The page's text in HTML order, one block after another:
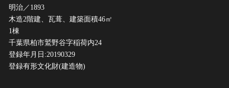
明治／1893
木造2階建、瓦葺、建築面積46㎡
1棟
千葉県柏市鷲野谷字稲荷内24
登録年月日:20190329
登録有形文化財(建造物)